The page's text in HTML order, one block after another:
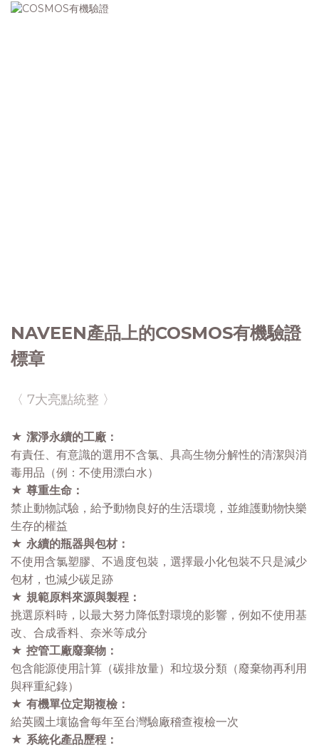
NAVEEN產品上的COSMOS有機驗證
標章
〈 7大亮點統整 〉
★ 潔淨永續的工廠：
有責任、有意識的選用不含氯、具高生物分解性的清潔與消
毒用品（例：不使用漂白水）
★ 尊重生命：
禁止動物試驗，給予動物良好的生活環境，並維護動物快樂
生存的權益
★ 永續的瓶器與包材：
不使用含氯塑膠、不過度包裝，選擇最小化包裝不只是減少
包材，也減少碳足跡
★ 規範原料來源與製程：
挑選原料時，以最大努力降低對環境的影響，例如不使用基
改、合成香料、奈米等成分
★ 控管工廠廢棄物：
包含能源使用計算（碳排放量）和垃圾分類（廢棄物再利用
與秤重紀錄）
★ 有機單位定期複檢：
給英國土壤協會每年至台灣驗廠稽查複檢一次
★ 系統化產品歷程：